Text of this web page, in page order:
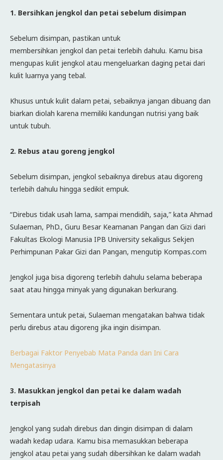
1. Bersihkan jengkol dan petai sebelum disimpan
Sebelum disimpan, pastikan untuk
membersihkan jengkol dan petai terlebih dahulu. Kamu bisa
mengupas kulit jengkol atau mengeluarkan daging petai dari
kulit luarnya yang tebal.
Khusus untuk kulit dalam petai, sebaiknya jangan dibuang dan
biarkan diolah karena memiliki kandungan nutrisi yang baik
untuk tubuh.
2. Rebus atau goreng jengkol
Sebelum disimpan, jengkol sebaiknya direbus atau digoreng
terlebih dahulu hingga sedikit empuk.
“Direbus tidak usah lama, sampai mendidih, saja,” kata Ahmad
Sulaeman, PhD., Guru Besar Keamanan Pangan dan Gizi dari
Fakultas Ekologi Manusia IPB University sekaligus Sekjen
Perhimpunan Pakar Gizi dan Pangan, mengutip Kompas.com
Jengkol juga bisa digoreng terlebih dahulu selama beberapa
saat atau hingga minyak yang digunakan berkurang.
Sementara untuk petai, Sulaeman mengatakan bahwa tidak
perlu direbus atau digoreng jika ingin disimpan.
Berbagai Faktor Penyebab Mata Panda dan Ini Cara
Mengatasinya
3. Masukkan jengkol dan petai ke dalam wadah
terpisah
Jengkol yang sudah direbus dan dingin disimpan di dalam
wadah kedap udara. Kamu bisa memasukkan beberapa
jengkol atau petai yang sudah dibersihkan ke dalam wadah